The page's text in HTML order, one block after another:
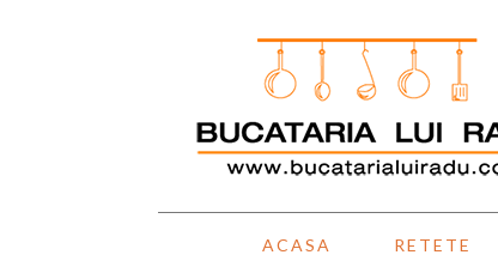
ACASA RETETE